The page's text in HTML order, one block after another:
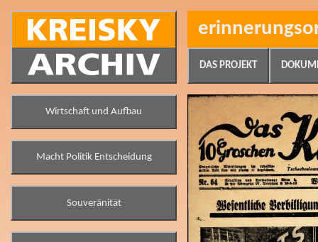
DAS PROJEKT
Wirtschaft und Aufbau
Macht Politik Entscheidung
Souveränität